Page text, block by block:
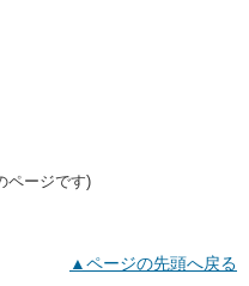
ージです)
▲ページの先頭へ戻る